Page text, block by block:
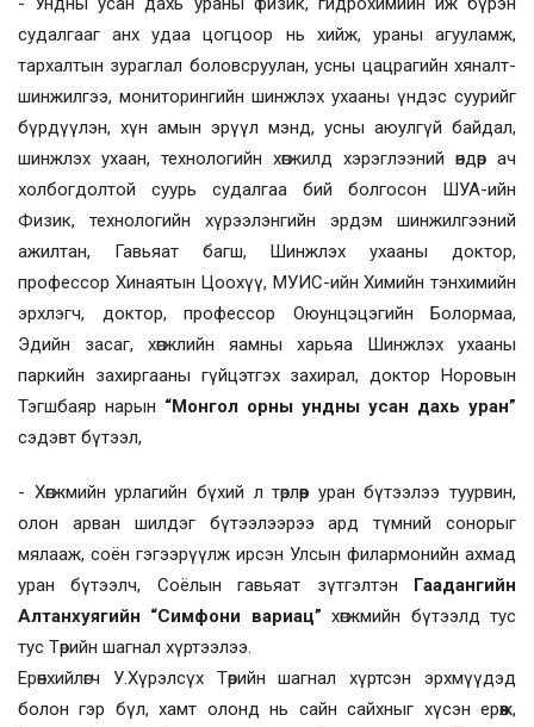
судалгааг анх удаа цогцоор нь хийж, ураны агууламж,
тархалтын зураглал боловсруулан, усны цацрагийн хяналт-
шинжилгээ, мониторингийн шинжлэх ухааны үндэс суурийг
бүрдүүлэн, хүн амын эрүүл мэнд, усны аюулгүй байдал,
шинжлэх ухаан, технологийн хөгжилд хэрэглээний өндөр ач
холбогдолтой суурь судалгаа бий болгосон ШУА-ийн
Физик, технологийн хүрээлэнгийн эрдэм шинжилгээний
ажилтан, Гавьяат багш, Шинжлэх ухааны доктор,
профессор Хинаятын Цоохүү, МУИС-ийн Химийн тэнхимийн
эрхлэгч, доктор, профессор Оюунцэцэгийн Болормаа,
Эдийн засаг, хөгжлийн яамны харьяа Шинжлэх ухааны
паркийн захиргааны гүйцэтгэх захирал, доктор Норовын
Тэгшбаяр нарын “Монгол орны ундны усан дахь уран”
сэдэвт бүтээл,
- Хөгжмийн урлагийн бүхий л төрлөөр уран бүтээлээ туурвин,
олон арван шилдэг бүтээлээрээ ард түмний сонорыг
мялааж, соён гэгээрүүлж ирсэн Улсын филармонийн ахмад
уран бүтээлч, Соёлын гавьяат зүтгэлтэн Гаадангийн
Алтанхуягийн “Симфони вариац”хөгжмийн бүтээлд тус
тус Төрийн шагнал хүртээлээ.
Ерөнхийлөгч У.Хүрэлсүх Төрийн шагнал хүртсэн эрхмүүдэд
болон гэр бүл, хамт олонд нь сайн сайхныг хүсэн ерөөж,